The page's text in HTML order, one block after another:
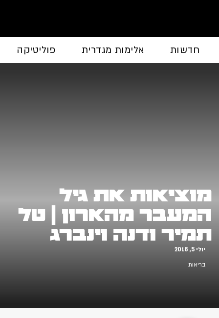
חדשות אלימות מגדרית פוליטיקה
מוציאות את גיל
המעבר מהארון | טל
תמיר ודנה וינברג
יולי 5, 2018
בריאות